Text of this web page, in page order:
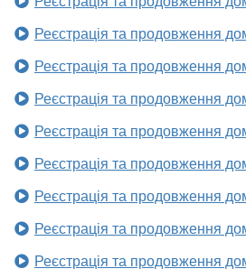
Реєстрація та продовження
Реєстрація та продовження
Реєстрація та продовження
Реєстрація та продовження
Реєстрація та продовження
Реєстрація та продовження
Реєстрація та продовження
Реєстрація та продовження